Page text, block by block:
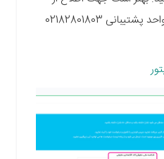
تعداد موردنیاز برای خرید، با واحد پشتیبانی 02182801803